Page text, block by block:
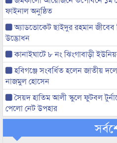
ফাইনাল অনুষ্ঠিত
অ্যাডভোকেট ছাইদুর রহমান জীবেব
উদ্ভোধন
কানাইঘাটে ৮ নং ঝিংগাবাড়ী
হবিগঞ্জে সংবর্ধিত হলেন জাতীয়
নাজমুল হোসেন
সৈয়দ হাতিম আলী স্কুলে ফুটবল
পেলো নেট উপহার